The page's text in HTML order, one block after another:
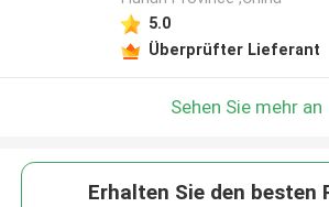
5.0
Überprüfter Lieferant
Sehen Sie mehr an
Erhalten Sie den besten